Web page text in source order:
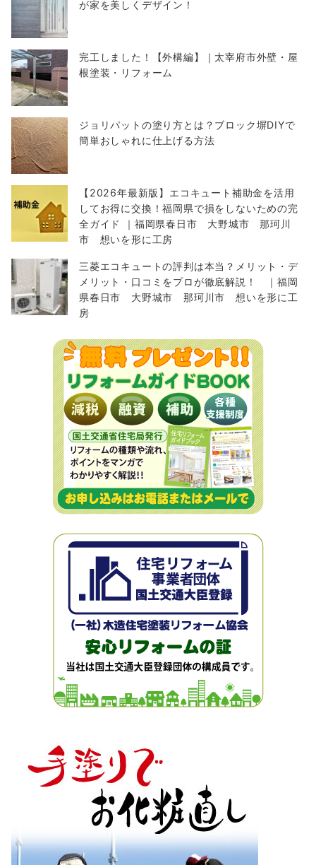
が家を美しくデザイン！
完工しました！【外構編】｜太宰府市外壁・屋
根塗装・リフォーム
ジョリパットの塗り方とは？ブロック塀DIYで
簡単おしゃれに仕上げる方法
【2026年最新版】エコキュート補助金を活用
してお得に交換！福岡県で損をしないための完
全ガイド ｜福岡県春日市 大野城市 那珂川
市 想いを形に工房
三菱エコキュートの評判は本当？メリット・デ
メリット・口コミをプロが徹底解説！ ｜福岡
県春日市 大野城市 那珂川市 想いを形に工
房